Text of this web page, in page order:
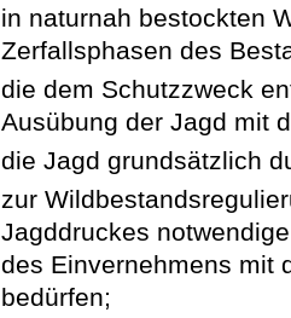
in naturnah bestockten
Zerfallsphasen des
die dem Schutzzweck
Ausübung der Jagd mit
die Jagd grundsätzlich
zur
Jagddruckes
des Einvernehmens mit
bedürfen;